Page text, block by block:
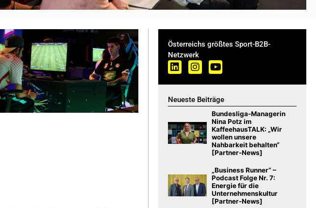
Österreichs größtes Sport-B2B-
Netzwerk
Neueste Beiträge
Bundesliga-Managerin
Nina Potz im
KaffeehausTALK: „Wir
wollen unsere
Nahbarkeit behalten“
[Partner-News]
„Business Runner“ –
Podcast Folge Nr. 7:
Energie für die
Unternehmenskultur
[Partner-News]